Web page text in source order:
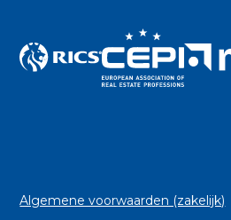
Algemene voorwaarden (zakelijk)